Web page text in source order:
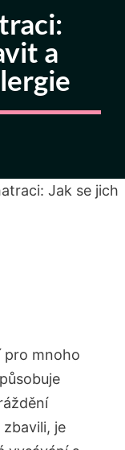
a
Jak se jich
pro mnoho
je